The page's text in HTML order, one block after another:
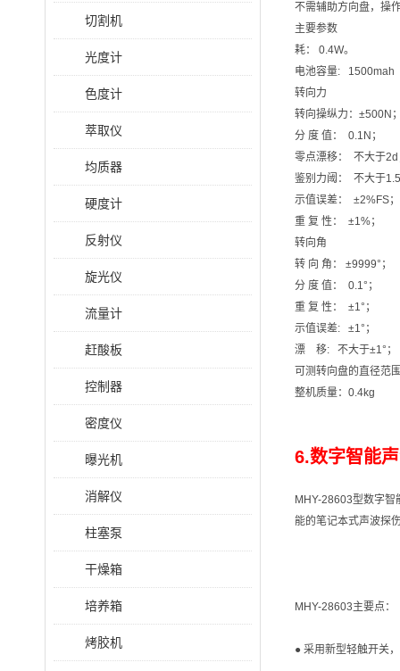
切割机
光度计
色度计
萃取仪
均质器
硬度计
反射仪
旋光仪
流量计
赶酸板
控制器
密度仪
曝光机
消解仪
柱塞泵
干燥箱
培养箱
烤胶机
不需辅助方向盘，操
主要参数
耗： 0.4W。
电池容量: 1500mah
转向力
转向操纵力：±500N
分 度 值： 0.1N；
零点漂移： 不大于2d
鉴别力阈： 不大于
示值误差： ±2%FS；
重 复 性： ±1%；
转向角
转 向 角： ±9999°；
分 度 值： 0.1°；
重 复 性： ±1°；
示值误差: ±1°；
漂 移: 不大于±1°；
可测转向盘的直径范
整机质量：0.4kg
6.数字智能
MHY-28603型数字
能的笔记本式声波探
MHY-28603主要点：
● 采用新型轻触开关